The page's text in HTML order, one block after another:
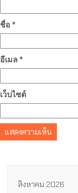
ชื่อ *
อีเมล *
เว็บไซต์
สิงหาคม 2026